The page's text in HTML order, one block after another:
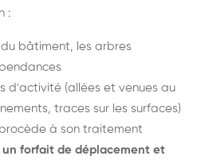
:
bâtiment, les arbres
d'activité (allées et venues au
traces sur les surfaces)
à son traitement
un forfait de déplacement et